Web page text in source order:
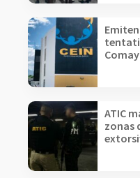
ATIC
zonas